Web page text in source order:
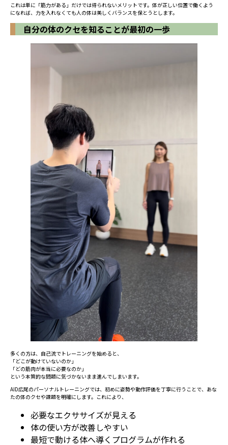
これは単に「筋力がある」だけでは得られないメリットです。体が正しい位置で働くよう
になれば、力を入れなくても人の体は美しくバランスを保とうとします。
自分の体のクセを知ることが最初の一歩
多くの方は、自己流でトレーニングを始めると、
「どこが動けていないのか」
「どの筋肉が本当に必要なのか」
という本質的な問題に気づかないまま進んでしまいます。
AID広尾のパーソナルトレーニングでは、初めに姿勢や動作評価を丁寧に行うことで、あな
たの体のクセや課題を明確にします。これにより、
必要なエクササイズが見える
体の使い方が改善しやすい
最短で動ける体へ導くプログラムが作れる